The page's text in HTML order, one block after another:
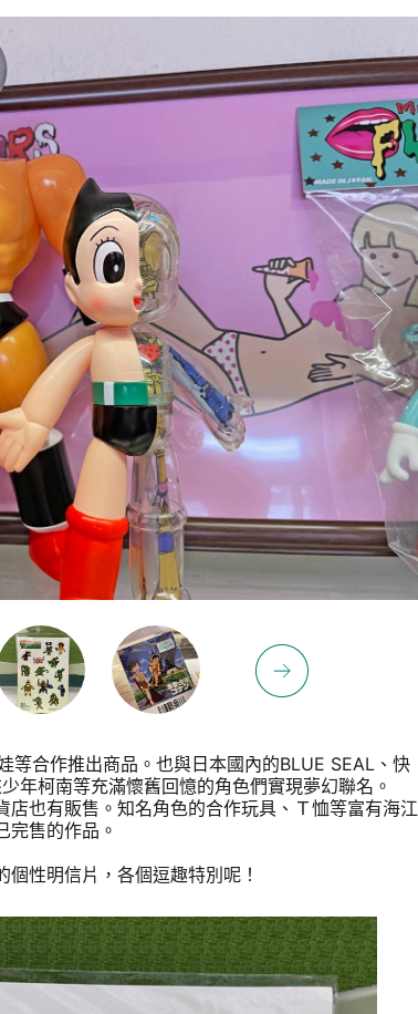
合作推出商品。也與日本國內的BLUE SEAL、快
年柯南等充滿懷舊回憶的角色們實現夢幻聯名。
也有販售。知名角色的合作玩具、Ｔ恤等富有海江
完售的作品。
性明信片，各個逗趣特別呢！